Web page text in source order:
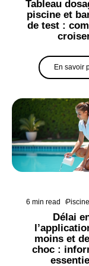
Tableau
piscine et
de test :
En savoir
6 min read Piscine
Délai
moins et
choc :